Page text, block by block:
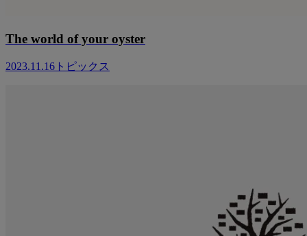
The world of your oyster
2023.11.16 トピックス